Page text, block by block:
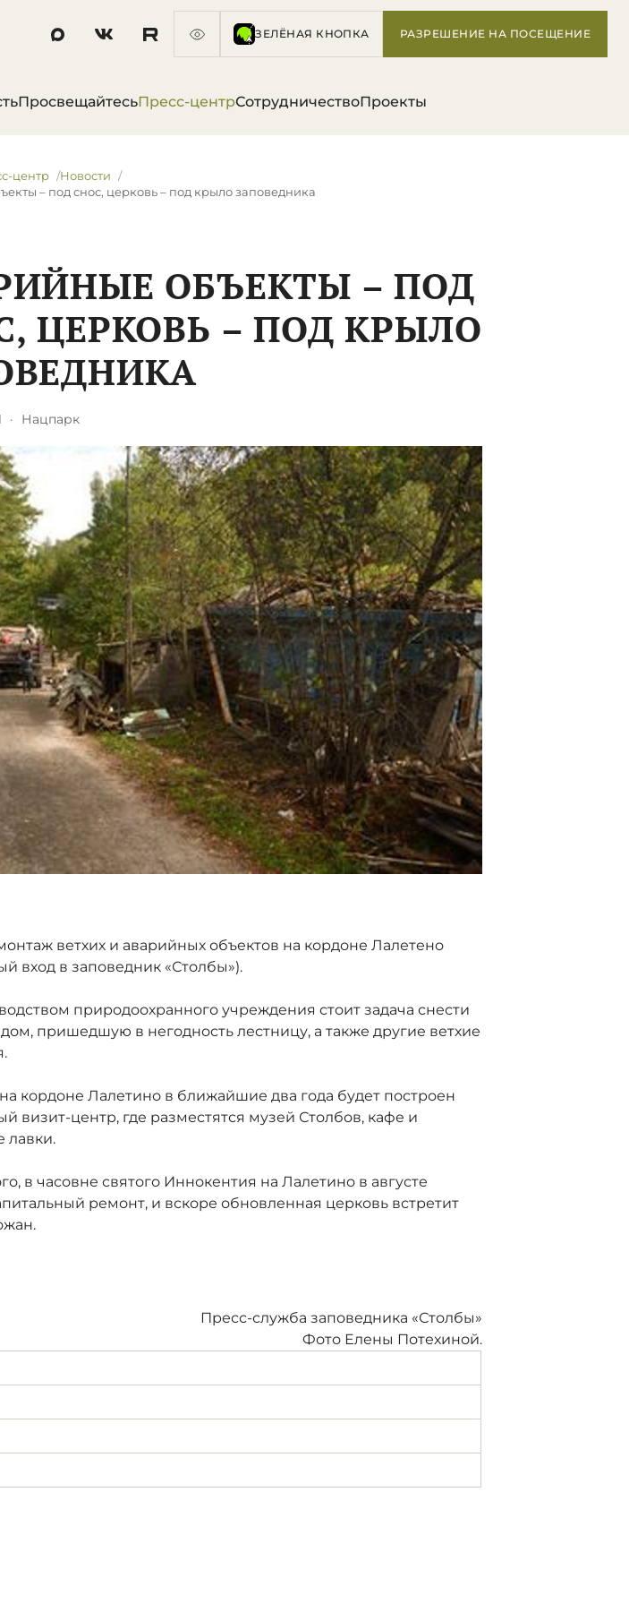
ЗЕЛЁНАЯ КНОПКА РАЗРЕШЕНИЕ НА ПОСЕЩЕНИЕ
ПросвещайтесьПресс-центрСотрудничествоПроекты
центр
Новости
– под снос, церковь – под крыло заповедника
ОБЪЕКТЫ – ПОД
ЦЕРКОВЬ – ПОД КРЫЛО
· Нацпарк
ветхих и аварийных объектов на кордоне Лалетено
вход в заповедник «Столбы»).
природоохранного учреждения стоит задача снести
пришедшую в негодность лестницу, а также другие ветхие
кордоне Лалетино в ближайшие два года будет построен
визит-центр, где разместятся музей Столбов, кафе и
лавки.
в часовне святого Иннокентия на Лалетино в августе
ремонт, и вскоре обновленная церковь встретит
Пресс-служба заповедника «Столбы»
Фото Елены Потехиной.